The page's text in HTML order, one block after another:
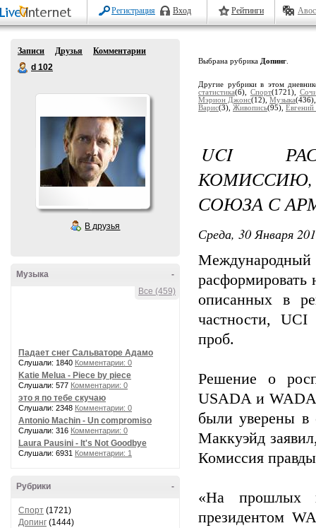
Регистрация Вход Рейтинги
Записи Друзья
Комментарии
d 102
В друзья
-
Музыка
Все (459)
Падает снег Сальваторе Адамо
Слушали: 1840 Комментарии: 0
Katie Melua - Piece by piece
Слушали: 577 Комментарии: 0
это я по тебе скучаю
Слушали: 2348 Комментарии: 0
Antonio Machin - Un compromiso
Слушали: 316 Комментарии: 0
Laura Pausini - It's Not Goodbye
Слушали: 6931 Комментарии: 1
-
Рубрики
Спорт (1721)
Допинг (1444)
Выбрана рубрика Допинг
Другие рубрики в этом
статистика(6), Спорт(1721),
Мэрион Джонс(12),Музыка
Варис(3), Живопись(95),
UCI
СОЮЗА С
Среда, 30 Января
описанных в
частности,
проб.
Решение о
USADA и WADA
были уверены в
Маккуэйд
Комиссия
«На прошлых
президентом